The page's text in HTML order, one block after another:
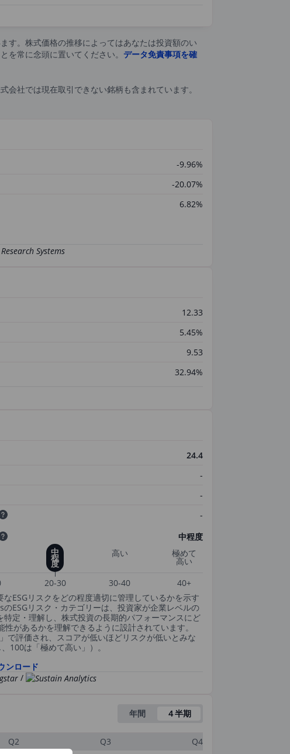
す。株式価格の推移によってはあなたは投資額のい
を常に念頭に置いてください。 データ免責事項を確
社では現在取引できない銘柄も含まれています。
-9.96%
-20.07%
6.82%
12.33
5.45%
9.53
32.94%
24.4
-
-
-
中程度
中
程
度
高い 極めて
高い
20-30 30-40
40+
なESGリスクをどの程度適切に管理しているかを示す
ESGリスク・カテゴリーは、投資家が企業レベルの
特定・理解し、株式投資の長期的パフォーマンスにど
があるかを理解できるように設計されています。
で評価され、スコアが低いほどリスクが低いとみな
100は「極めて高い」）。
ンロード
/
年間 ４半期
Q2 Q3
Q4